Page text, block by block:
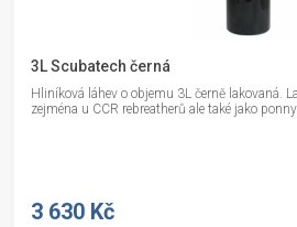
3L Scubatech černá
Hliníková láhev o objemu 3L černě lakovaná.
zejména u CCR rebreatherů ale také jako
3 630 Kč